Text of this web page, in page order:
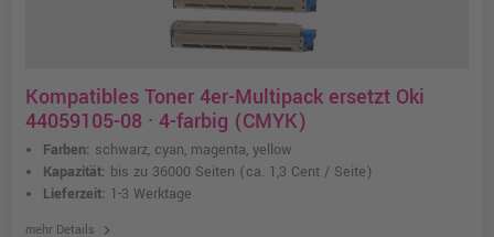
Kompatibles Toner 4er-Multipack ersetzt Oki
44059105-08 · 4-farbig (CMYK)
Farben: schwarz, cyan, magenta, yellow
Kapazität: bis zu 36000 Seiten (ca. 1,3 Cent / Seite)
Lieferzeit: 1-3 Werktage
mehr Details chevron_right